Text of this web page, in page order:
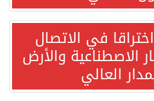
في الاتصال
الاصطناعية والأرض
العالي